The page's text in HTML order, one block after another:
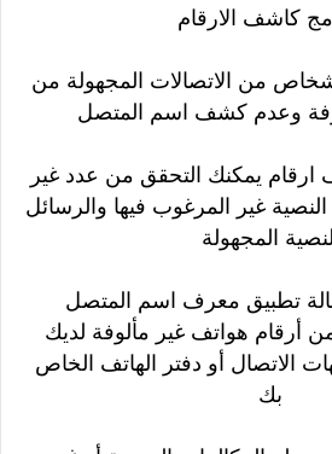
كاشف الارقام
من الاتصالات المجهولة من
وعدم كشف اسم المتصل
يمكنك التحقق من عدد غير
غير المرغوب فيها والرسائل
المجهولة
تطبيق معرف اسم المتصل
أرقام هواتف غير مألوفة لديك
الاتصال أو دفتر الهاتف الخاص
بك